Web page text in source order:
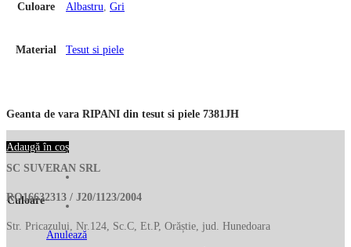
Culoare Albastru, Gri
Material Tesut si piele
Geanta de vara RIPANI din tesut si piele 7381JH
Adaugă în coș
Culoare
Anulează
SC SUVERAN SRL
RO16632313 / J20/1123/2004
Str. Pricazului, Nr.124, Sc.C, Et.P, Orăștie, jud. Hunedoara